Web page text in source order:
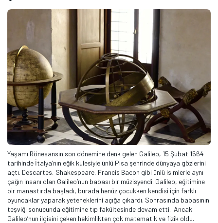
Yaşamı Rönesansın son dönemine denk gelen Galileo, 15 Şubat 1564
tarihinde İtalya’nın eğik kulesiyle ünlü Pisa şehrinde dünyaya gözlerini
açtı. Descartes, Shakespeare, Francis Bacon gibi ünlü isimlerle aynı
çağın insanı olan Galileo’nun babası bir müzisyendi. Galileo, eğitimine
bir manastırda başladı, burada henüz çocukken kendisi için farklı
oyuncaklar yaparak yeteneklerini açığa çıkardı. Sonrasında babasının
teşviği sonucunda eğitimine tıp fakültesinde devam etti. Ancak
Galileo’nun ilgisini çeken hekimlikten çok matematik ve fizik oldu.